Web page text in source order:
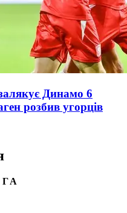
Динамо 6
розбив угорців
ГА